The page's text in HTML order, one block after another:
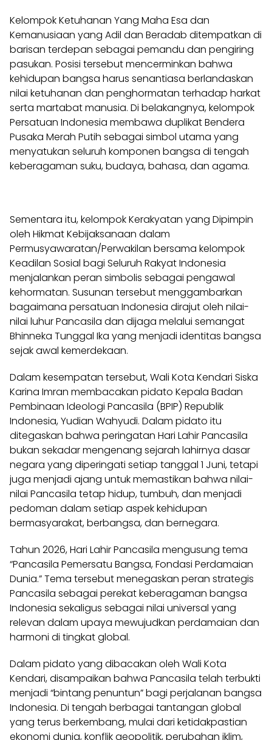
Kelompok Ketuhanan Yang Maha Esa dan
Kemanusiaan yang Adil dan Beradab ditempatkan di
barisan terdepan sebagai pemandu dan pengiring
pasukan. Posisi tersebut mencerminkan bahwa
kehidupan bangsa harus senantiasa berlandaskan
nilai ketuhanan dan penghormatan terhadap harkat
serta martabat manusia. Di belakangnya, kelompok
Persatuan Indonesia membawa duplikat Bendera
Pusaka Merah Putih sebagai simbol utama yang
menyatukan seluruh komponen bangsa di tengah
keberagaman suku, budaya, bahasa, dan agama.
Sementara itu, kelompok Kerakyatan yang Dipimpin
oleh Hikmat Kebijaksanaan dalam
Permusyawaratan/Perwakilan bersama kelompok
Keadilan Sosial bagi Seluruh Rakyat Indonesia
menjalankan peran simbolis sebagai pengawal
kehormatan. Susunan tersebut menggambarkan
bagaimana persatuan Indonesia dirajut oleh nilai-
nilai luhur Pancasila dan dijaga melalui semangat
Bhinneka Tunggal Ika yang menjadi identitas bangsa
sejak awal kemerdekaan.
Dalam kesempatan tersebut, Wali Kota Kendari Siska
Karina Imran membacakan pidato Kepala Badan
Pembinaan Ideologi Pancasila (BPIP) Republik
Indonesia, Yudian Wahyudi. Dalam pidato itu
ditegaskan bahwa peringatan Hari Lahir Pancasila
bukan sekadar mengenang sejarah lahirnya dasar
negara yang diperingati setiap tanggal 1 Juni, tetapi
juga menjadi ajang untuk memastikan bahwa nilai-
nilai Pancasila tetap hidup, tumbuh, dan menjadi
pedoman dalam setiap aspek kehidupan
bermasyarakat, berbangsa, dan bernegara.
Tahun 2026, Hari Lahir Pancasila mengusung tema
“Pancasila Pemersatu Bangsa, Fondasi Perdamaian
Dunia.” Tema tersebut menegaskan peran strategis
Pancasila sebagai perekat keberagaman bangsa
Indonesia sekaligus sebagai nilai universal yang
relevan dalam upaya mewujudkan perdamaian dan
harmoni di tingkat global.
Dalam pidato yang dibacakan oleh Wali Kota
Kendari, disampaikan bahwa Pancasila telah terbukti
menjadi “bintang penuntun” bagi perjalanan bangsa
Indonesia. Di tengah berbagai tantangan global
yang terus berkembang, mulai dari ketidakpastian
ekonomi dunia, konflik geopolitik, perubahan iklim,